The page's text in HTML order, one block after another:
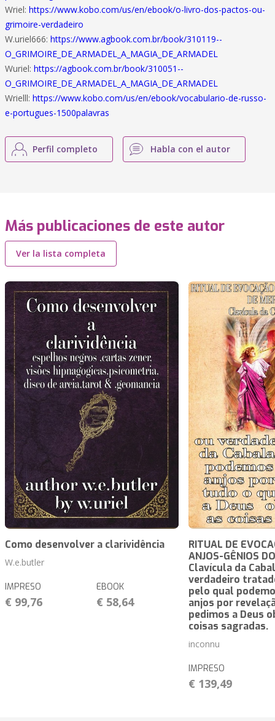
Wriel: https://www.kobo.com/us/en/ebook/o-livro-dos-pactos-ou-
grimoire-verdadeiro
W.uriel666: https://www.agbook.com.br/book/310119--
O_GRIMOIRE_DE_ARMADEL_A_MAGIA_DE_ARMADEL
Wuriel: https://agbook.com.br/book/310051--
O_GRIMOIRE_DE_ARMADEL_A_MAGIA_DE_ARMADEL
Wrielll: https://www.kobo.com/us/en/ebook/vocabulario-de-russo-
e-portugues-1500palavras
Perfil completo Habla con el autor
Más publicaciones de este autor
Ver la lista completa
Como desenvolver a clarividência
W.e.butler
IMPRESO
€ 99,76
EBOOK
€ 58,64
RITUAL DE
ANJOS-GÊNIOS
Clavícula da
verdadeiro
pelo qual
anjos por
pedimos a Deus
coisas sagradas.
inconnu
IMPRESO
€ 139,49